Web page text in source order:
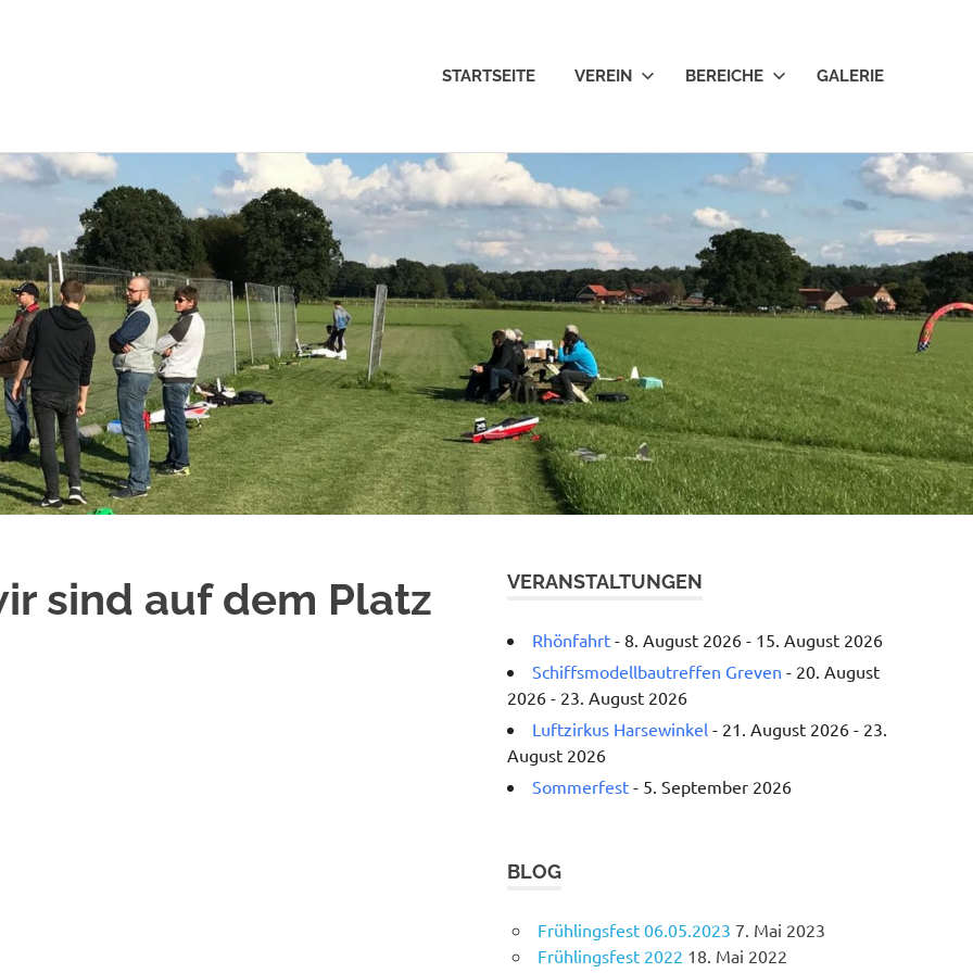
STARTSEITE VEREIN BEREICHE GALERIE
sind auf dem Platz VERANSTALTUNGEN
Rhönfahrt - 8. August 2026 - 15. August 2026
Schiffsmodellbautreffen Greven - 20. August
2026 - 23. August 2026
Luftzirkus Harsewinkel - 21. August 2026 - 23.
August 2026
Sommerfest - 5. September 2026
BLOG
Frühlingsfest 06.05.2023 7. Mai 2023
Frühlingsfest 2022 18. Mai 2022